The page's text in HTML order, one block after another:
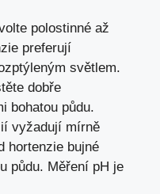
polostinné až
preferují
světlem.
dobře
bohatou půdu.
vyžadují mírně
hortenzie bujné
půdu. Měření pH je